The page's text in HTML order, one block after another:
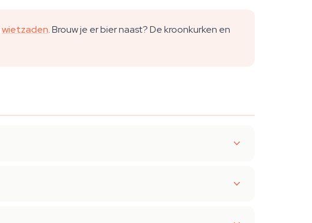
wietzaden. Brouw je er bier naast? De kroonkurken en